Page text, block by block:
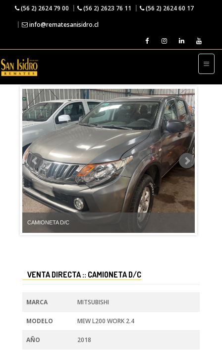
(56 2) 2624 79 00 (56 2) 2623 76 11
(56 2) 2624 60 17
info@rematesanisidro.cl
← VOLVER A LA VENTA DIRECTA
CAMIONETA D/C
VENTA DIRECTA :: CAMIONETA D/C
MARCA MITSUBISHI
MODELO MEW L200 WORK 2.4
AÑO 2018